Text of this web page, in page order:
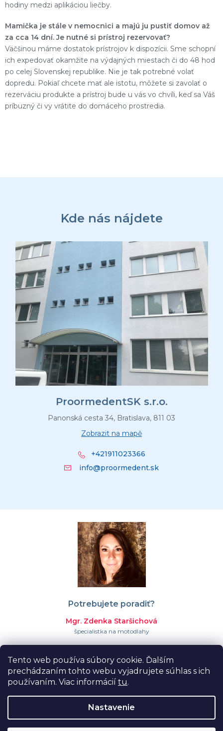
Tento web používa súbory cookie. Ďalším
prechádzaním tohto webu vyjadrujete súhlas s ich
používaním. Viac informácií tu.
Nastavenie
hodiny medzi aplikáciou liečby.
Mamička je stále v nemocnici a majú ju pustiť domov až
za cca 14 dní. Je nutné si prístroj rezervovať?
Väčšinou máme dostatok prístrojov k dispozícii. Sme schopní
ich expedovať okamžite na výdajných miestach či do 48 hod
po celej Slovenskej republike. Nie je tak potrebné volať
dopredu. Pokiaľ chcete mať ale istotu, môžete si zavolať o
rezerváciu produkte a prístroj bude u vás vo chvíli, keď sa Váš
príbuzný či vy vrátite do domáceho prostredia.
Kde nás nájdete
ProormedentSK s.r.o.
Panonská cesta 34, Bratislava, 811 03
Zobrazit na mapě
+421911023366
info@proormedent.sk
Potrebujete poradiť?
Mgr. Zdenka Staršichová
špecialistka na motodlahy
+421 911 023 366
info@proormedent.sk
Vytvoril Shoptet